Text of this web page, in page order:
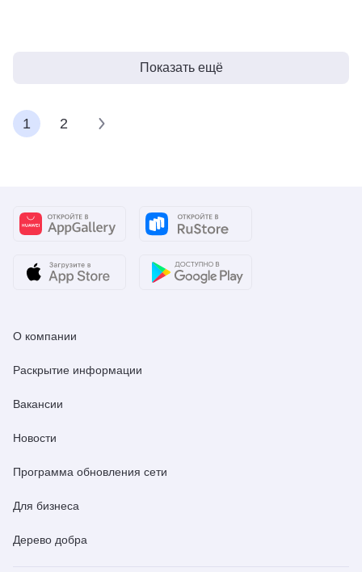
Показать ещё
1 2
О компании
Раскрытие информации
Вакансии
Новости
Программа обновления сети
Для бизнеса
Дерево добра